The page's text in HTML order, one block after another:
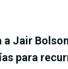
Jair
para